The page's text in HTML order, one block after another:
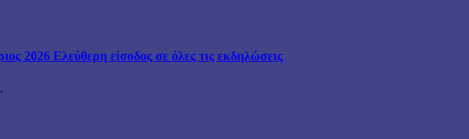
2026 Ελεύθερη είσοδος σε όλες τις εκδηλώσεις